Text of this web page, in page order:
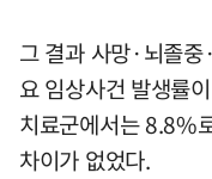
그 결과 사망·뇌졸
요 임상사건 발생률
치료군에서는 8.8%
차이가 없었다.